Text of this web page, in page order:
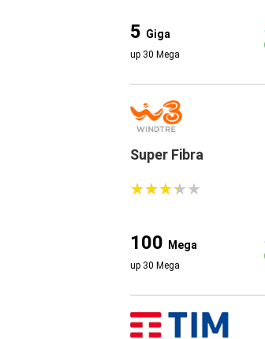
5 Giga
up 30 Mega
Super Fibra
★★★★★
★★★★★
100 Mega
up 30 Mega